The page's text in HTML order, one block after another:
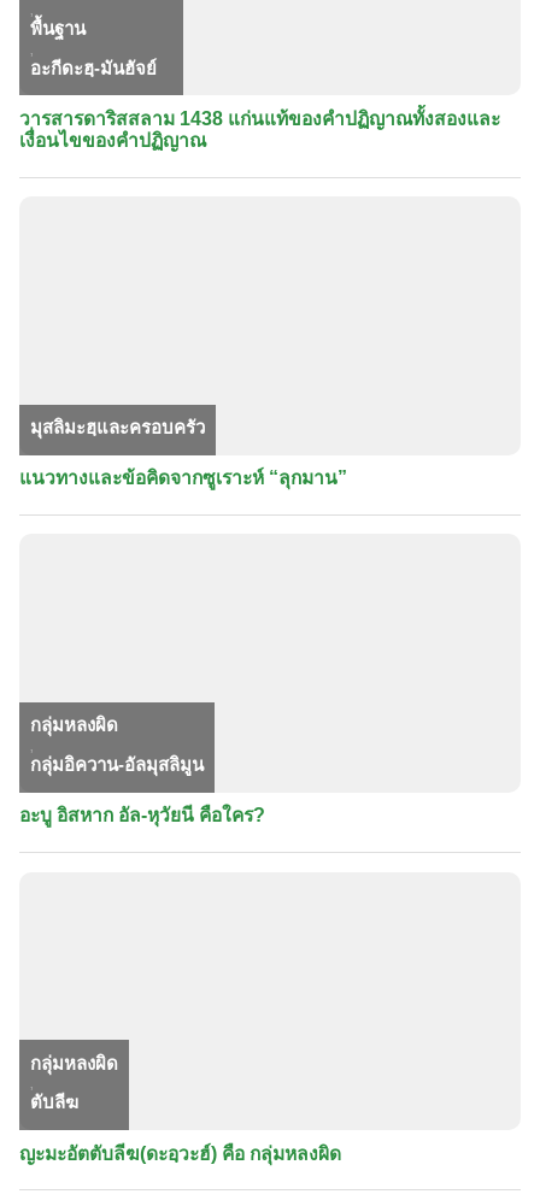
พื้นฐาน
อะกีดะฮฺ-มันฮัจย์
วารสารดาริสสลาม 1438 แก่นแท้ของคำปฏิญาณทั้งสองและ
เงื่อนไขของคำปฏิญาณ
มุสลิมะฮฺและครอบครัว
แนวทางและข้อคิดจากซูเราะห์ “ลุกมาน”
กลุ่มหลงผิด
,
กลุ่มอิควาน-อัลมุสลิมูน
อะบู อิสหาก อัล-หุวัยนี คือใคร?
กลุ่มหลงผิด
,
ตับลีฆ
ญะมะอัตตับลีฆ(ดะอฺวะฮ์) คือ กลุ่มหลงผิด